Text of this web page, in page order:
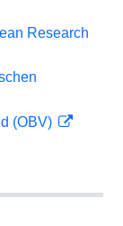
Research
(OBV)